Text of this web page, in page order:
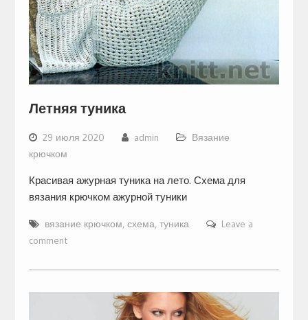
Летняя туника
29 июля 2020 admin
Вязание
крючком
Красивая ажурная туника на лето. Схема для
вязания крючком ажурной туники
вязание крючком, схема, туника
Leave a
comment